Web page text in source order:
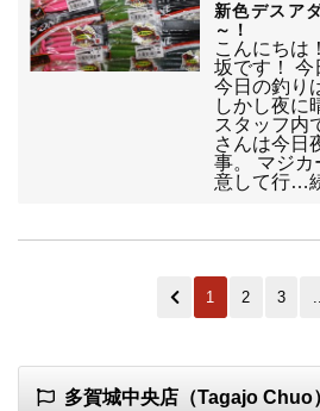
新色デスア
～！
こんにちは
坂です！ 今
今日の釣り
しかし夜に
スタッフ内
さんは今日
事。 マジカ
意して行…
1 2 3
多賀城中央店（Tagajo Chuo